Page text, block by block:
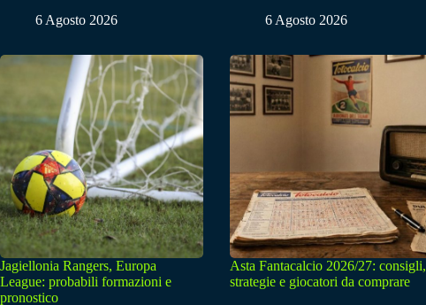
6 Agosto 2026
6 Agosto 2026
Jagiellonia Rangers, Europa
League: probabili formazioni e
pronostico
Asta Fantacalcio 2026/27: consigli,
strategie e giocatori da comprare